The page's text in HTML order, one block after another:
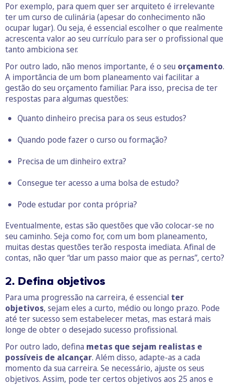
Por exemplo, para quem quer ser arquiteto é irrelevante
ter um curso de culinária (apesar do conhecimento não
ocupar lugar). Ou seja, é essencial escolher o que realmente
acrescenta valor ao seu currículo para ser o profissional que
tanto ambiciona ser.
Por outro lado, não menos importante, é o seu orçamento.
A importância de um bom planeamento vai facilitar a
gestão do seu orçamento familiar. Para isso, precisa de ter
respostas para algumas questões:
Quanto dinheiro precisa para os seus estudos?
Quando pode fazer o curso ou formação?
Precisa de um dinheiro extra?
Consegue ter acesso a uma bolsa de estudo?
Pode estudar por conta própria?
Eventualmente, estas são questões que vão colocar-se no
seu caminho. Seja como for, com um bom planeamento,
muitas destas questões terão resposta imediata. Afinal de
contas, não quer “dar um passo maior que as pernas”, certo?
2. Defina objetivos
Para uma progressão na carreira, é essencial ter
objetivos, sejam eles a curto, médio ou longo prazo. Pode
até ter sucesso sem estabelecer metas, mas estará mais
longe de obter o desejado sucesso profissional.
Por outro lado, defina metas que sejam realistas e
possíveis de alcançar. Além disso, adapte-as a cada
momento da sua carreira. Se necessário, ajuste os seus
objetivos. Assim, pode ter certos objetivos aos 25 anos e